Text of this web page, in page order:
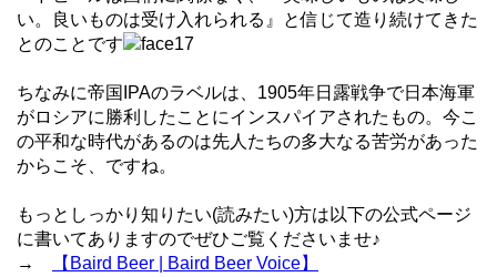
い。良いものは受け入れられる』と信じて造り続けてきた
とのことです
ちなみに帝国IPAのラベルは、1905年日露戦争で日本海軍
がロシアに勝利したことにインスパイアされたもの。今こ
の平和な時代があるのは先人たちの多大なる苦労があった
からこそ、ですね。
もっとしっかり知りたい(読みたい)方は以下の公式ページ
に書いてありますのでぜひご覧くださいませ♪
→
【Baird Beer | Baird Beer Voice】